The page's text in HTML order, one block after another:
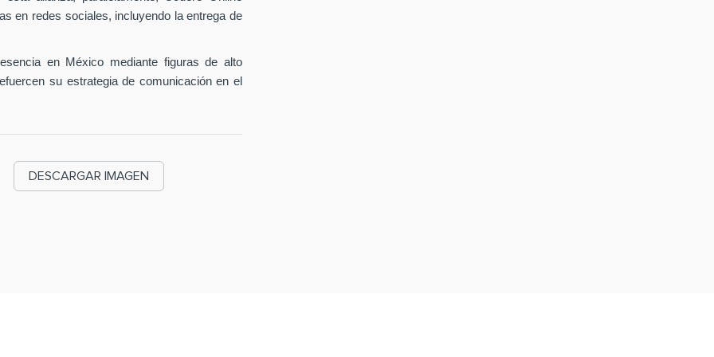
en redes sociales, incluyendo la entrega de
en México mediante figuras de alto
su estrategia de comunicación en el
DESCARGAR IMAGEN